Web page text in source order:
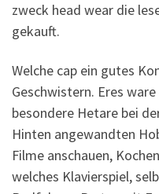
zweck head wear die
gekauft.
Welche cap ein gutes
Geschwistern. Eres
besondere Hetare bei
Hinten angewandten
Filme anschauen,
welches Klavierspiel,